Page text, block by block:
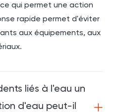
qui permet une action
rapide permet d'éviter
aux équipements, aux
liés à l'eau un
d'eau peut-il